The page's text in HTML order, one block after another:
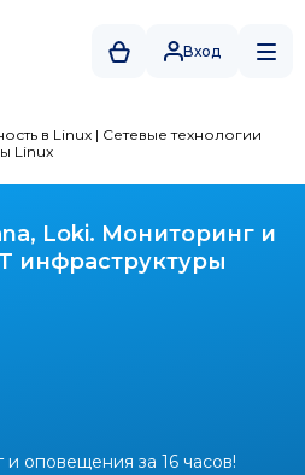
Вход
в Linux | Сетевые технологии
Linux
Loki. Мониторинг и
инфраструктуры
оповещения за 16 часов!